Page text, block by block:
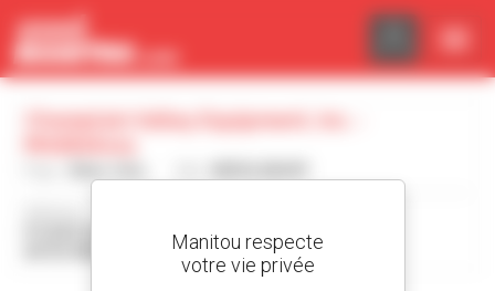
Champlain Valley Equipment, Inc. -
05753 MIDDLEBURY États-Unis
Panneau de gestion des cookies
Manitou respecte
votre vie privée